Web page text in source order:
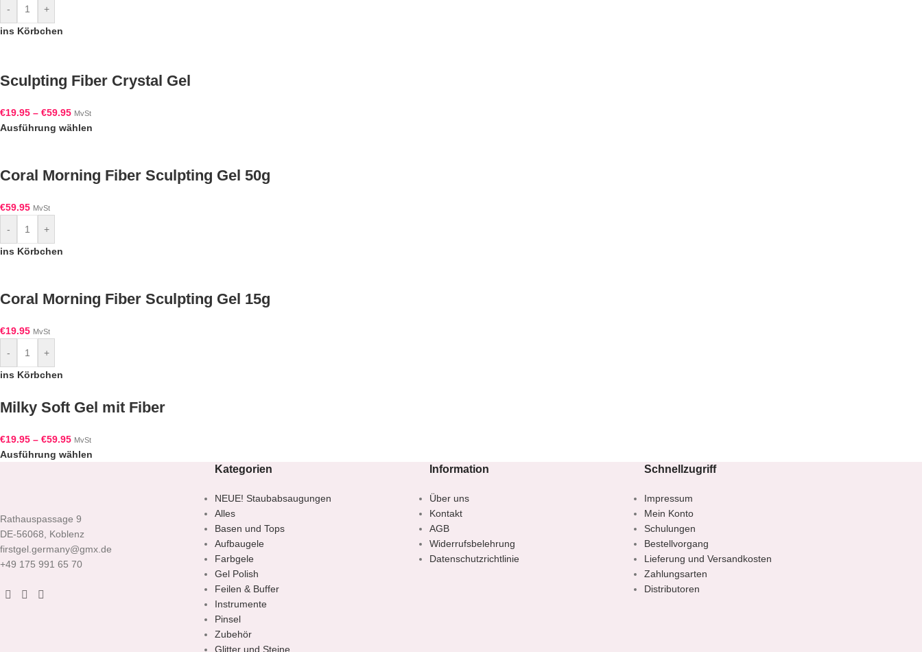
-
+
ins Körbchen
Sculpting Fiber Crystal Gel
€19.95 – €59.95 MvSt
Ausführung wählen
Coral Morning Fiber Sculpting Gel 50g
€59.95 MvSt
-
+
ins Körbchen
Coral Morning Fiber Sculpting Gel 15g
€19.95 MvSt
-
+
ins Körbchen
Milky Soft Gel mit Fiber
€19.95 – €59.95 MvSt
Ausführung wählen
Rathauspassage 9
DE-56068, Koblenz
firstgel.germany@gmx.de
+49 175 991 65 70
Kategorien
NEUE! Staubabsaugungen
Alles
Basen und Tops
Aufbaugele
Farbgele
Gel Polish
Feilen & Buffer
Instrumente
Pinsel
Zubehör
Glitter und Steine
Information
Über uns
Kontakt
AGB
Widerrufsbelehrung
Datenschutzrichtlinie
Schnellzugriff
Impressum
Mein Konto
Schulungen
Bestellvorgang
Lieferung und Versandkosten
Zahlungsarten
Distributoren